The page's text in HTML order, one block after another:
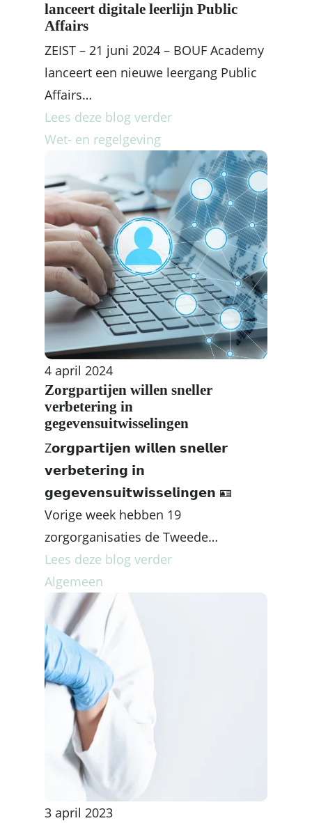
lanceert digitale leerlijn Public
Affairs
ZEIST – 21 juni 2024 – BOUF Academy
lanceert een nieuwe leergang Public
Affairs…
Lees deze blog verder
Wet- en regelgeving
4 april 2024
Zorgpartijen willen sneller
verbetering in
gegevensuitwisselingen
Z𝗼𝗿𝗴𝗽𝗮𝗿𝘁𝗶𝗷𝗲𝗻 𝘄𝗶𝗹𝗹𝗲𝗻 𝘀𝗻𝗲𝗹𝗹𝗲𝗿
𝘃𝗲𝗿𝗯𝗲𝘁𝗲𝗿𝗶𝗻𝗴 𝗶𝗻
𝗴𝗲𝗴𝗲𝘃𝗲𝗻𝘀𝘂𝗶𝘁𝘄𝗶𝘀𝘀𝗲𝗹𝗶𝗻𝗴𝗲𝗻 🪪
Vorige week hebben 19
zorgorganisaties de Tweede…
Lees deze blog verder
Algemeen
3 april 2023